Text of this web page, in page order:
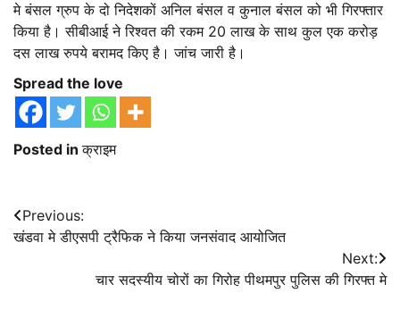
मे बंसल ग्रुप के दो निदेशकों अनिल बंसल व कुनाल बंसल को भी गिरफ्तार
किया है। सीबीआई ने रिश्वत की रकम 20 लाख के साथ कुल एक करोड़
दस लाख रुपये बरामद किए है। जांच जारी है।
Spread the love
Posted inक्राइम
Post
navigation
Previous:
खंडवा मे डीएसपी ट्रैफिक ने किया जनसंवाद आयोजित
Next:
चार सदस्यीय चोरों का गिरोह पीथमपुर पुलिस की गिरफ्त मे